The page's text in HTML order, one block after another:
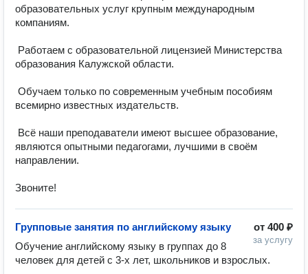
образовательных услуг крупным международным
компаниям.
образования Калужской области.
всемирно известных издательств.
являются опытными педагогами, лучшими в своём
направлении.
Звоните!
от 400 ₽
за услугу
Групповые занятия по английскому языку
Обучение английскому языку в группах до 8
человек для детей с 3-х лет, школьников и взрослых.